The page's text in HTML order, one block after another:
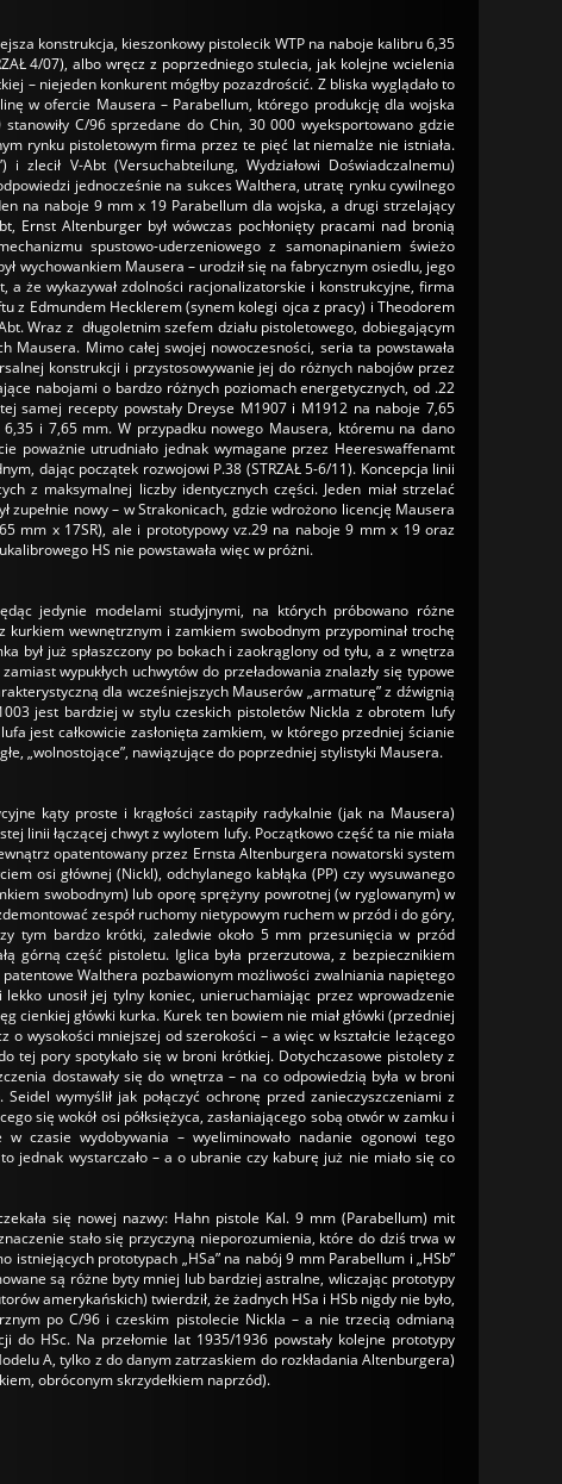
konstrukcja, kieszonkowy pistolecik WTP na naboje kalibru 6,35
4/07), albo wręcz z poprzedniego stulecia, jak kolejne wcielenia
– niejeden konkurent mógłby pozazdrościć. Z bliska wyglądało to
w ofercie Mausera – Parabellum, którego produkcję dla wojska
C/96 sprzedane do Chin, 30 000 wyeksportowano gdzie
rynku pistoletowym firma przez te pięć lat niemalże nie istniała.
V-Abt (Versuchabteilung, Wydziałowi Doświadczalnemu)
jednocześnie na sukces Walthera, utratę rynku cywilnego
na naboje 9 mm x 19 Parabellum dla wojska, a drugi strzelający
Ernst Altenburger był wówczas pochłonięty pracami nad bronią
spustowo-uderzeniowego z samonapinaniem świeżo
wychowankiem Mausera – urodził się na fabrycznym osiedlu, jego
a że wykazywał zdolności racjonalizatorskie i konstrukcyjne, firma
z Edmundem Hecklerem (synem kolegi ojca z pracy) i Theodorem
Wraz z długoletnim szefem działu pistoletowego, dobiegającym
Mimo całej swojej nowoczesności, seria ta powstawała
konstrukcji i przystosowywanie jej do różnych nabojów przez
nabojami o bardzo różnych poziomach energetycznych, od .22
samej recepty powstały Dreyse M1907 i M1912 na naboje 7,65
i 7,65 mm. W przypadku nowego Mausera, któremu na dano
poważnie utrudniało jednak wymagane przez Heereswaffenamt
dając początek rozwojowi P.38 (STRZAŁ 5-6/11). Koncepcja linii
z maksymalnej liczby identycznych części. Jeden miał strzelać
nowy – w Strakonicach, gdzie wdrożono licencję Mausera
mm x 17SR), ale i prototypowy vz.29 na naboje 9 mm x 19 oraz
HS nie powstawała więc w próżni.
jedynie modelami studyjnymi, na których próbowano różne
wewnętrznym i zamkiem swobodnym przypominał trochę
był już spłaszczony po bokach i zaokrąglony od tyłu, a z wnętrza
wypukłych uchwytów do przeładowania znalazły się typowe
dla wcześniejszych Mauserów „armaturę” z dźwignią
jest bardziej w stylu czeskich pistoletów Nickla z obrotem lufy
jest całkowicie zasłonięta zamkiem, w którego przedniej ścianie
„wolnostojące”, nawiązujące do poprzedniej stylistyki Mausera.
kąty proste i krągłości zastąpiły radykalnie (jak na Mausera)
linii łączącej chwyt z wylotem lufy. Początkowo część ta nie miała
opatentowany przez Ernsta Altenburgera nowatorski system
osi głównej (Nickl), odchylanego kabłąka (PP) czy wysuwanego
swobodnym) lub oporę sprężyny powrotnej (w ryglowanym) w
zespół ruchomy nietypowym ruchem w przód i do góry,
tym bardzo krótki, zaledwie około 5 mm przesunięcia w przód
górną część pistoletu. Iglica była przerzutowa, z bezpiecznikiem
Walthera pozbawionym możliwości zwalniania napiętego
unosił jej tylny koniec, unieruchamiając przez wprowadzenie
cienkiej główki kurka. Kurek ten bowiem nie miał główki (przedniej
wysokości mniejszej od szerokości – a więc w kształcie leżącego
tej pory spotykało się w broni krótkiej. Dotychczasowe pistolety z
dostawały się do wnętrza – na co odpowiedzią była w broni
wymyślił jak połączyć ochronę przed zanieczyszczeniami z
się wokół osi półksiężyca, zasłaniającego sobą otwór w zamku i
czasie wydobywania – wyeliminowało nadanie ogonowi tego
jednak wystarczało – a o ubranie czy kaburę już nie miało się co
się nowej nazwy: Hahn pistole Kal. 9 mm (Parabellum) mit
stało się przyczyną nieporozumienia, które do dziś trwa w
prototypach „HSa” na nabój 9 mm Parabellum i „HSb”
są różne byty mniej lub bardziej astralne, wliczając prototypy
amerykańskich) twierdził, że żadnych HSa i HSb nigdy nie było,
po C/96 i czeskim pistolecie Nickla – a nie trzecią odmianą
do HSc. Na przełomie lat 1935/1936 powstały kolejne prototypy
A, tylko z do danym zatrzaskiem do rozkładania Altenburgera)
obróconym skrzydełkiem naprzód).